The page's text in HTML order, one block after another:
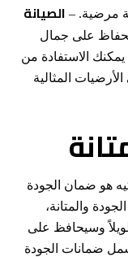
مرضية. – الصيانة
على جمال
يمكنك الاستفادة من
المثالية
هو ضمان الجودة
والمتانة،
وسيحافظ على
ضمانات الجودة